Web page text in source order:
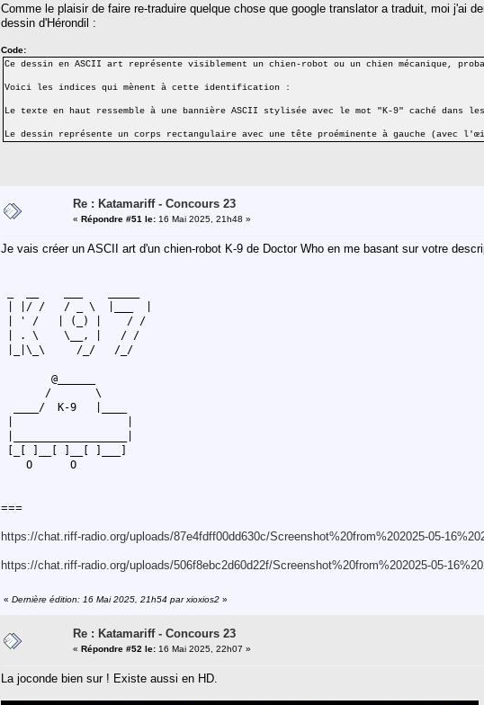
Comme le plaisir de faire re-traduire quelque chose que google translator a traduit, moi j'ai
dessin d'Hérondil :
Code:
Ce dessin en ASCII art représente visiblement un chien-robot ou un chien mécanique,
Voici les indices qui mènent à cette identification :
Le texte en haut ressemble à une bannière ASCII stylisée avec le mot "K-9" caché dans
Le dessin représente un corps rectangulaire avec une tête proéminente à gauche
Re : Katamariff - Concours 23
« Répondre #51 le: 16 Mai 2025, 21h48 »
Je vais créer un ASCII art d'un chien-robot K-9 de Doctor Who en me basant sur votre
| |/ / / _ \ |___ |
| ' / | (_) | / /
| . \ \__, | / /
|_|\_\ /_/ /_/
@______
/ \
____/ K-9 |____
O O
===
https://chat.riff-radio.org/uploads/87e4fdff00dd630c/Screenshot%20from%202025-05-
https://chat.riff-radio.org/uploads/506f8ebc2d60d22f/Screenshot%20from%202025-05-
« Dernière édition: 16 Mai 2025, 21h54 par xioxios2 »
Re : Katamariff - Concours 23
« Répondre #52 le: 16 Mai 2025, 22h07 »
La joconde bien sur ! Existe aussi en HD.